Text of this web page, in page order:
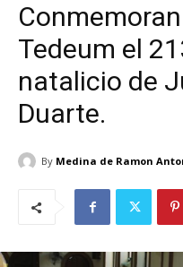
Tedeum el
natalicio de
Duarte.
By Medina de Ramon